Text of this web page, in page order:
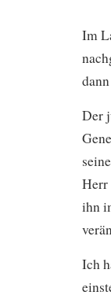
Im
Der
Herr
ihn
Ich